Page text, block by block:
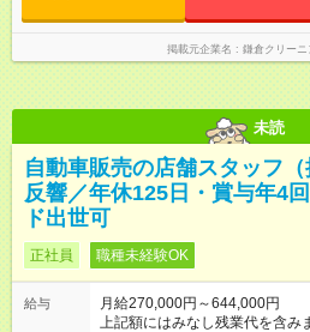
掲載元企業名 鎌倉クリーニ
未読
自動車販売の店舗スタッフ
反響／年休125日・賞与年4
ド出世可
正社員 職種未経験OK
給与
月給270,000円～644,000円
上記額にはみなし残業代を含み